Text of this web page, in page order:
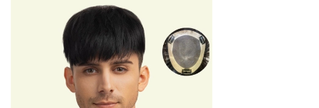
Wina Wigs - Tóc giả bằng tóc thật
Địa chỉ cửa hàng:
Cách 1: Đặt hàng qua điện thoại 0916 110 833
Cách 2: Đặt hàng trực tuyến như sau: